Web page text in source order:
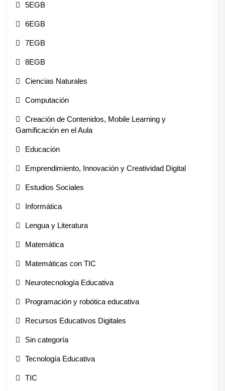
5EGB
6EGB
7EGB
8EGB
Ciencias Naturales
Computación
Creación de Contenidos, Mobile Learning y
Gamificación en el Aula
Educación
Emprendimiento, Innovación y Creatividad Digital
Estudios Sociales
Informática
Lengua y Literatura
Matemática
Matemáticas con TIC
Neurotecnología Educativa
Programación y robótica educativa
Recursos Educativos Digitales
Sin categoría
Tecnología Educativa
TIC